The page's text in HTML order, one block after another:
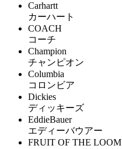
Carhartt
カーハート
COACH
コーチ
Champion
チャンピオン
Columbia
コロンビア
Dickies
ディッキーズ
EddieBauer
エディーバウアー
FRUIT OF THE LOOM